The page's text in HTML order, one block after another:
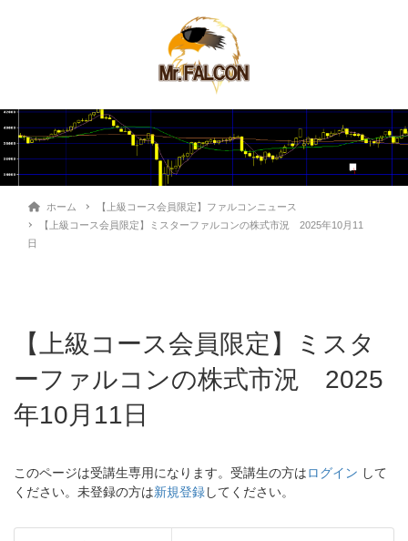
ホーム
【上級コース会員限定】ファルコンニュース
【上級コース会員限定】ミスターファルコンの株式市況 2025年10月11
日
【上級コース会員限定】ミスタ
ーファルコンの株式市況 2025
年10月11日
このページは受講生専用になります。受講生の方はログイン して
ください。未登録の方は新規登録してください。